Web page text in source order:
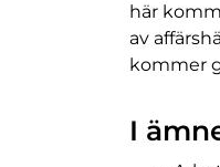
här
av
kommer
I